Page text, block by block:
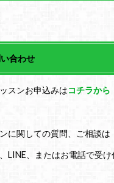
合わせ
スンお申込みはコチラから
に関しての質問、ご相談は
LINE、またはお電話で受け